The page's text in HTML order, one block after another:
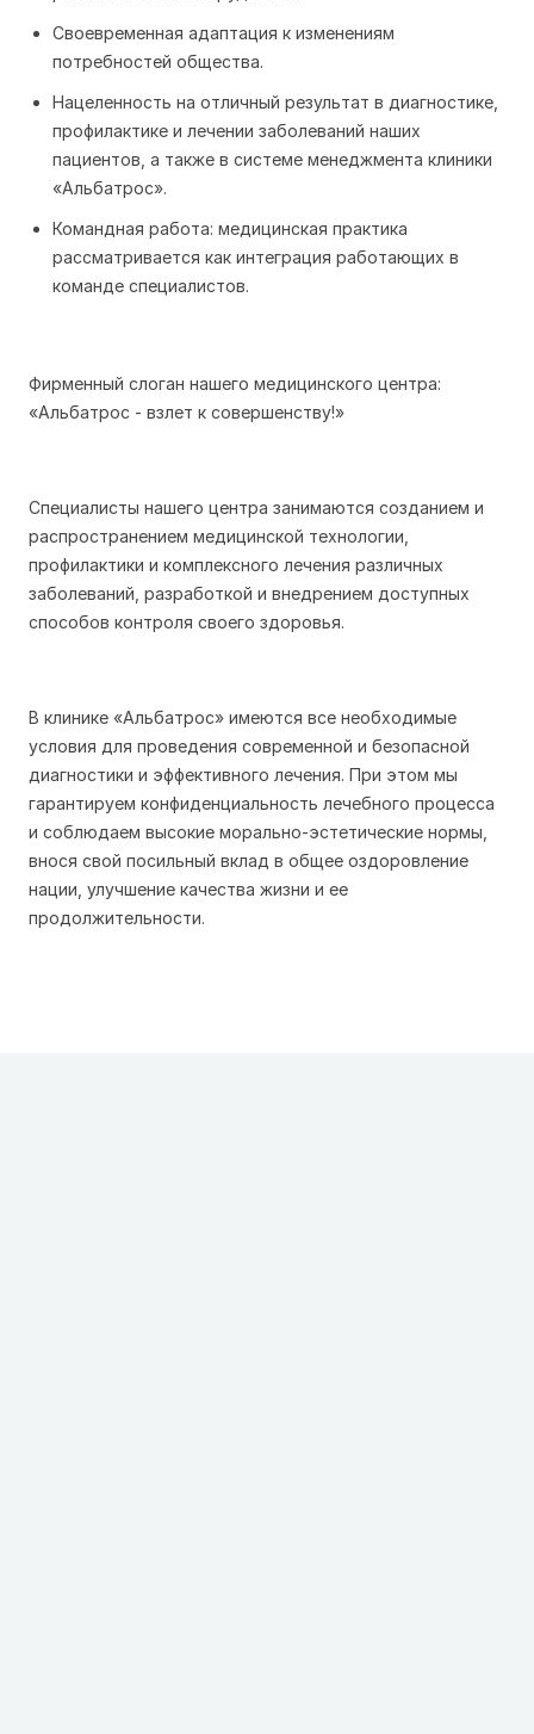
Своевременная адаптация к изменениям
потребностей общества.
Нацеленность на отличный результат в диагностике,
профилактике и лечении заболеваний наших
пациентов, а также в системе менеджмента клиники
«Альбатрос».
Командная работа: медицинская практика
рассматривается как интеграция работающих в
команде специалистов.
Фирменный слоган нашего медицинского центра:
«Альбатрос - взлет к совершенству!»
Специалисты нашего центра занимаются созданием и
распространением медицинской технологии,
профилактики и комплексного лечения различных
заболеваний, разработкой и внедрением доступных
способов контроля своего здоровья.
В клинике «Альбатрос» имеются все необходимые
условия для проведения современной и безопасной
диагностики и эффективного лечения. При этом мы
гарантируем конфиденциальность лечебного процесса
и соблюдаем высокие морально-эстетические нормы,
внося свой посильный вклад в общее оздоровление
нации, улучшение качества жизни и ее
продолжительности.